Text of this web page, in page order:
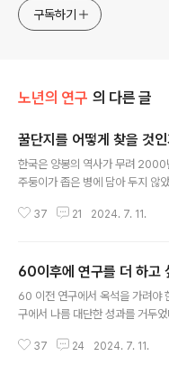
approach will be to resist
generalized viewpoint
구독하기
노년의 연구 의 다른 글
꿀단지를 어떻게 찾을 것
한국은 양봉의 역사가 무려 2000
주둥이가 좁은 병에 담아 두지 않
수 있을까. 다양한 방법이 있겠지
다 보니 다양한 종류 꽃가루가 벌
닥에서 얻은 시료에서 다양한 종
확인되었다면 높은 확률로 그 안에
인하여 보고한 논문과 사진을 연결
37 21 2024. 7. 11.
60이후에 연구를 더 하고
60 이전 연구에서 옥석을 가려야
구에서 나름 대단한 성과를 거두
서 과감히 빼는 것이 옳다. 60이
37 24 2024. 7. 11.